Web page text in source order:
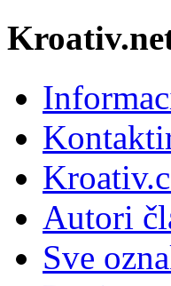
Autori
Sve